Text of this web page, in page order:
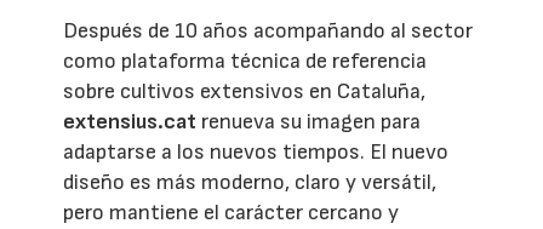
Después de 10 años acompañando al sector
como plataforma técnica de referencia
sobre cultivos extensivos en Cataluña,
extensius.cat renueva su imagen para
adaptarse a los nuevos tiempos. El nuevo
diseño es más moderno, claro y versátil,
pero mantiene el carácter cercano y